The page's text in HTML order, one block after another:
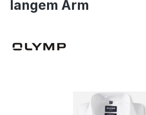
langem Arm
Bildergalerie überspringen